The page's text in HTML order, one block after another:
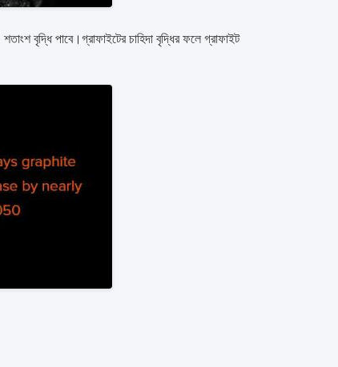
বৃদ্ধি পাবে।গ্রাফাইটের চাহিদা বৃদ্ধির ফলে গ্রাফাইট